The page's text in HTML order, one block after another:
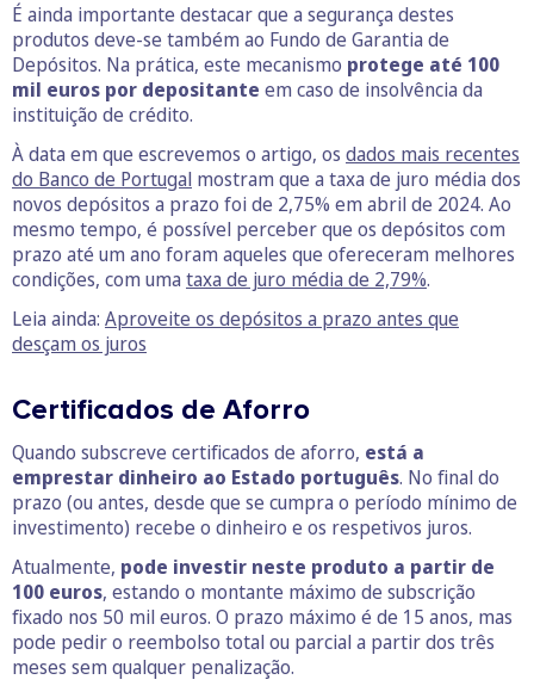
É ainda importante destacar que a segurança destes
produtos deve-se também ao Fundo de Garantia de
Depósitos. Na prática, este mecanismo protege até 100
mil euros por depositante em caso de insolvência da
instituição de crédito.
À data em que escrevemos o artigo, os dados mais recentes
do Banco de Portugal mostram que a taxa de juro média dos
novos depósitos a prazo foi de 2,75% em abril de 2024. Ao
mesmo tempo, é possível perceber que os depósitos com
prazo até um ano foram aqueles que ofereceram melhores
condições, com uma taxa de juro média de 2,79%.
Leia ainda: Aproveite os depósitos a prazo antes que
desçam os juros
Certificados de Aforro
Quando subscreve certificados de aforro, está a
emprestar dinheiro ao Estado português. No final do
prazo (ou antes, desde que se cumpra o período mínimo de
investimento) recebe o dinheiro e os respetivos juros.
Atualmente, pode investir neste produto a partir de
100 euros, estando o montante máximo de subscrição
fixado nos 50 mil euros. O prazo máximo é de 15 anos, mas
pode pedir o reembolso total ou parcial a partir dos três
meses sem qualquer penalização.